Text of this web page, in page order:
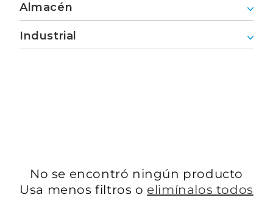
Almacén
Industrial
No se encontró ningún producto
Usa menos filtros o elimínalos todos